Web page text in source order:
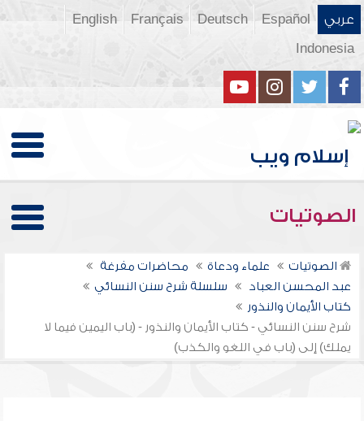
عربي Español
Deutsch
Français
English
Indonesia
الصوتيات
الصوتيات علماء ودعاة
محاضرات مفرغة
عبد المحسن العباد
سلسلة شرح سنن النسائي
كتاب الأيمان والنذور
شرح سنن النسائي - كتاب الأيمان والنذور - (باب اليمين فيما لا
يملك) إلى (باب في اللغو والكذب)